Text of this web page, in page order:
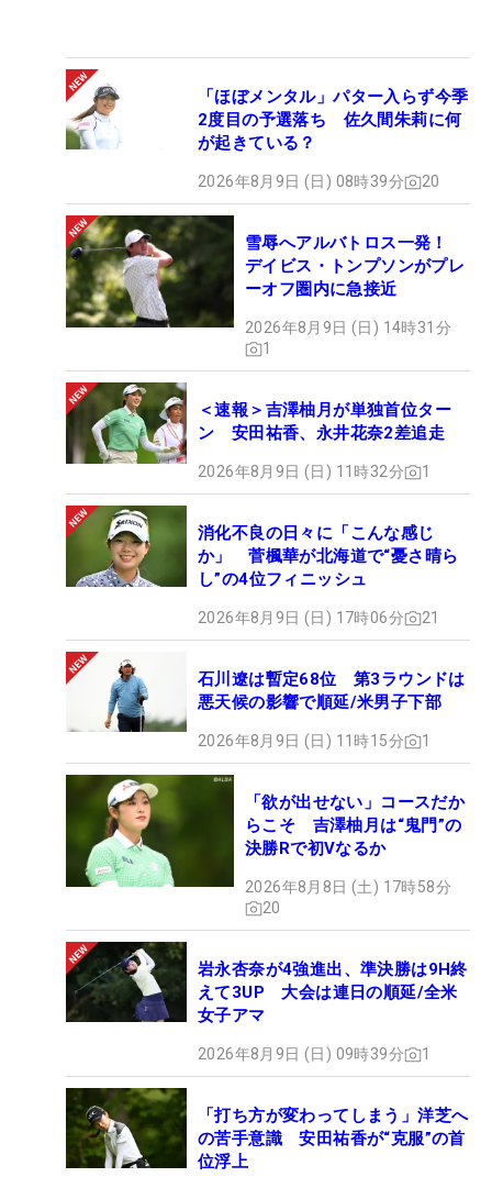
「ほぼメンタル」パター入らず今季
2度目の予選落ち 佐久間朱莉に何
が起きている？
2026年8月9日 (日) 08時39分 20
雪辱へアルバトロス一発！
デイビス・トンプソンがプレ
ーオフ圏内に急接近
2026年8月9日 (日) 14時31分
1
＜速報＞吉澤柚月が単独首位ター
ン 安田祐香、永井花奈2差追走
2026年8月9日 (日) 11時32分 1
消化不良の日々に「こんな感じ
か」 菅楓華が北海道で“憂さ晴ら
し”の4位フィニッシュ
2026年8月9日 (日) 17時06分 21
石川遼は暫定68位 第3ラウンドは
悪天候の影響で順延/米男子下部
2026年8月9日 (日) 11時15分 1
「欲が出せない」コースだか
らこそ 吉澤柚月は“鬼門”の
決勝Rで初Vなるか
2026年8月8日 (土) 17時58分
20
岩永杏奈が4強進出、準決勝は9H終
えて3UP 大会は連日の順延/全米
女子アマ
2026年8月9日 (日) 09時39分 1
「打ち方が変わってしまう」洋芝へ
の苦手意識 安田祐香が“克服”の首
位浮上